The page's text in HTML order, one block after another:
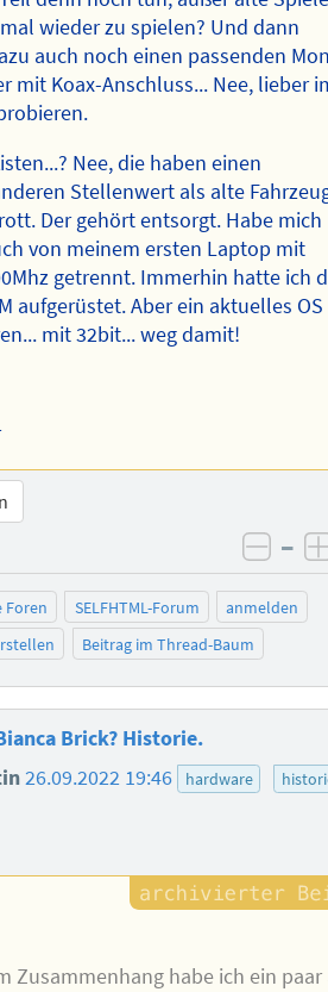
wieder zu spielen? Und dann
auch noch einen passenden
mit Koax-Anschluss... Nee, lieber
Nee, die haben einen
Stellenwert als alte
Der gehört entsorgt. Habe mich
von meinem ersten Laptop mit
getrennt. Immerhin hatte ich
aufgerüstet. Aber ein aktuelles OS
mit 32bit... weg damit!
–
Foren SELFHTML-Forum
anmelden
Beitrag im Thread-Baum
Brick? Historie.
26.09.2022 19:46 hardware
Zusammenhang habe ich ein paar